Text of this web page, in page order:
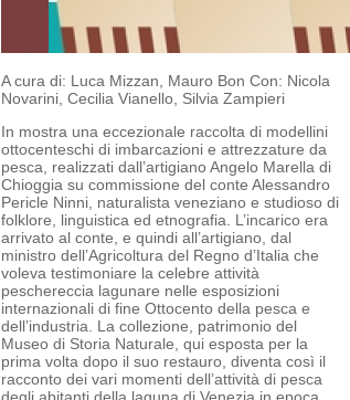
A cura di: Luca Mizzan, Mauro Bon Con: Nicola
Novarini, Cecilia Vianello, Silvia Zampieri
In mostra una eccezionale raccolta di modellini
ottocenteschi di imbarcazioni e attrezzature da
pesca, realizzati dall’artigiano Angelo Marella di
Chioggia su commissione del conte Alessandro
Pericle Ninni, naturalista veneziano e studioso di
folklore, linguistica ed etnografia. L’incarico era
arrivato al conte, e quindi all’artigiano, dal
ministro dell’Agricoltura del Regno d’Italia che
voleva testimoniare la celebre attività
peschereccia lagunare nelle esposizioni
internazionali di fine Ottocento della pesca e
dell’industria. La collezione, patrimonio del
Museo di Storia Naturale, qui esposta per la
prima volta dopo il suo restauro, diventa così il
racconto dei vari momenti dell’attività di pesca